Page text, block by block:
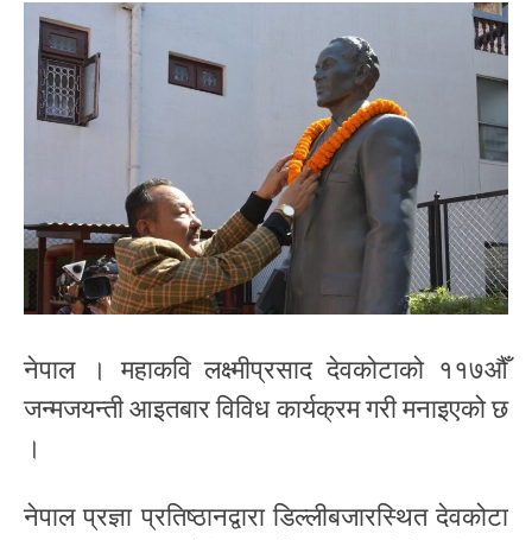
नेपाल । महाकवि लक्ष्मीप्रसाद देवकोटाको ११७औँ
जन्मजयन्ती आइतबार विविध कार्यक्रम गरी मनाइएको छ
।
नेपाल प्रज्ञा प्रतिष्ठानद्वारा डिल्लीबजारस्थित देवकोटा